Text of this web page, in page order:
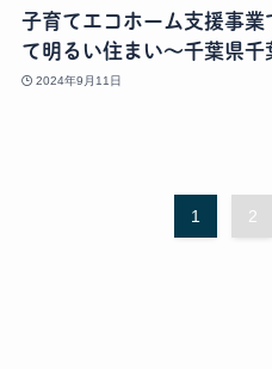
子育てエコホーム支援事
て明るい住まい～千葉県千
2024年9月11日
1 2